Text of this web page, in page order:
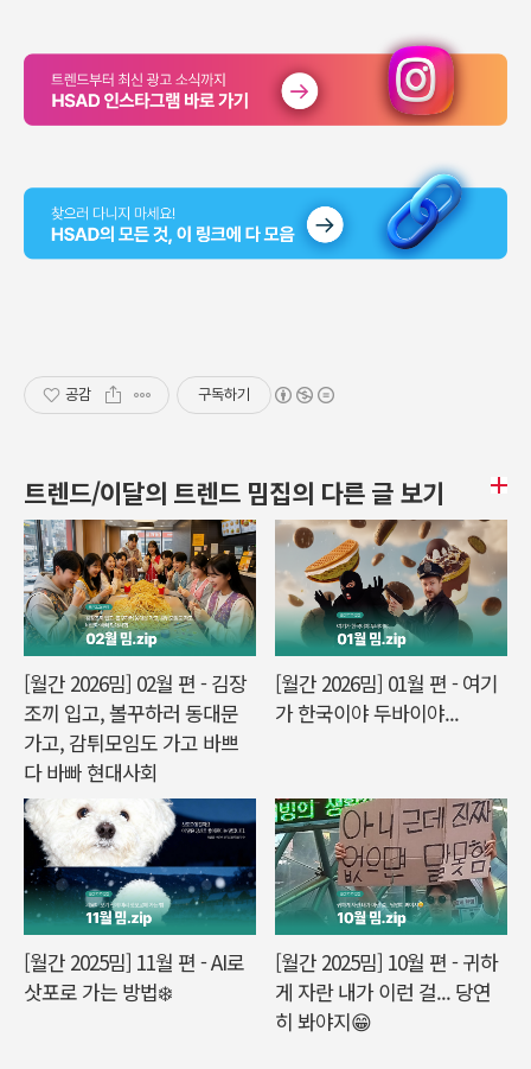
공감 구독하기
트렌드/이달의 트렌드 밈집의 다른 글 보기
[월간 2026밈] 02월 편 - 김장
조끼 입고, 볼꾸하러 동대문
가고, 감튀모임도 가고 바쁘
다 바빠 현대사회
[월간 2026밈] 01월 편 - 여기
가 한국이야 두바이야...
[월간 2025밈] 11월 편 - AI로
삿포로 가는 방법❄️
[월간 2025밈] 10월 편 - 귀하
게 자란 내가 이런 걸... 당연
히 봐야지😁